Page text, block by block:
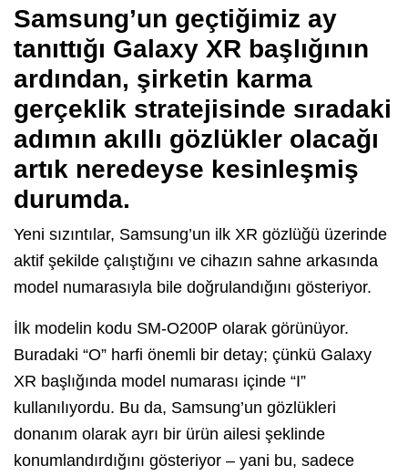
Samsung’un geçtiğimiz ay
tanıttığı Galaxy XR başlığının
ardından, şirketin karma
gerçeklik stratejisinde sıradaki
adımın akıllı gözlükler olacağı
artık neredeyse kesinleşmiş
durumda.
Yeni sızıntılar, Samsung’un ilk XR gözlüğü üzerinde
aktif şekilde çalıştığını ve cihazın sahne arkasında
model numarasıyla bile doğrulandığını gösteriyor.
İlk modelin kodu SM-O200P olarak görünüyor.
Buradaki “O” harfi önemli bir detay; çünkü Galaxy
XR başlığında model numarası içinde “I”
kullanılıyordu. Bu da, Samsung’un gözlükleri
donanım olarak ayrı bir ürün ailesi şeklinde
konumlandırdığını gösteriyor – yani bu, sadece